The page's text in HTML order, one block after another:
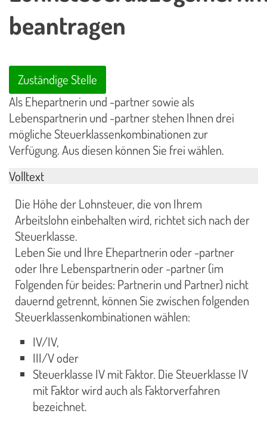
beantragen
Zuständige Stelle
Als Ehepartnerin und -partner sowie als
Lebenspartnerin und -partner stehen Ihnen drei
mögliche Steuerklassenkombinationen zur
Verfügung. Aus diesen können Sie frei wählen.
Volltext
Die Höhe der Lohnsteuer, die von Ihrem
Arbeitslohn einbehalten wird, richtet sich nach der
Steuerklasse.
Leben Sie und Ihre Ehepartnerin oder -partner
oder Ihre Lebenspartnerin oder -partner (im
Folgenden für beides: Partnerin und Partner) nicht
dauernd getrennt, können Sie zwischen folgenden
Steuerklassenkombinationen wählen:
IV/IV,
III/V oder
Steuerklasse IV mit Faktor. Die Steuerklasse IV
mit Faktor wird auch als Faktorverfahren
bezeichnet.